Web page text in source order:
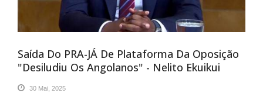
Saída Do PRA-JÁ De Plataforma Da Oposição
"desiludiu Os Angolanos" - Nelito Ekuikui
30 Mai, 2025